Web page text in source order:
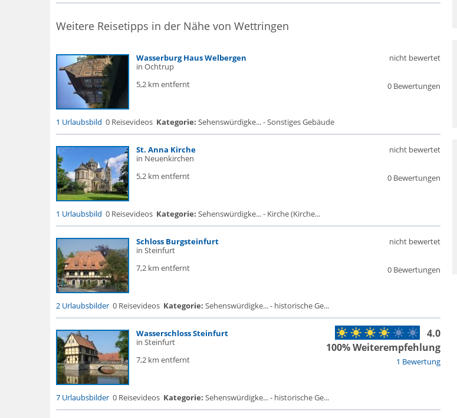
Weitere Reisetipps in der Nähe von Wettringen
Wasserburg Haus Welbergen
in Ochtrup
5,2 km entfernt
0 Bewertungen
nicht bewertet
1 Urlaubsbild 0 Reisevideos Kategorie: Sehenswürdigke... - Sonstiges Gebäude
St. Anna Kirche
in Neuenkirchen
5,2 km entfernt
0 Bewertungen
nicht bewertet
1 Urlaubsbild 0 Reisevideos Kategorie: Sehenswürdigke... - Kirche (Kirche...
Schloss Burgsteinfurt
in Steinfurt
7,2 km entfernt
0 Bewertungen
nicht bewertet
2 Urlaubsbilder 0 Reisevideos Kategorie: Sehenswürdigke... - historische Ge...
Wasserschloss Steinfurt
in Steinfurt
7,2 km entfernt
1 Bewertung
4.0
100% Weiterempfehlung
7 Urlaubsbilder 0 Reisevideos Kategorie: Sehenswürdigke... - historische Ge...